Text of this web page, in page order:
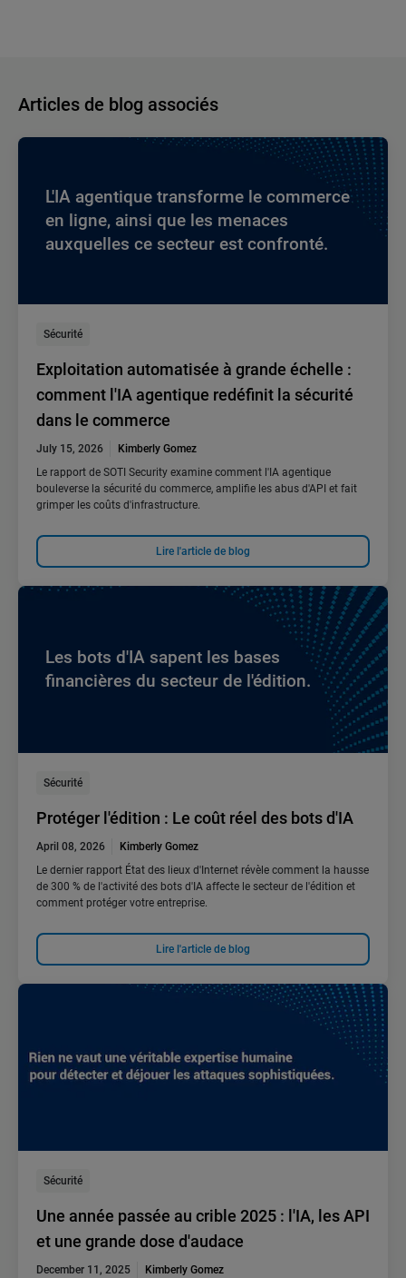
Articles de blog associés
L'IA agentique transforme le commerce
en ligne, ainsi que les menaces
auxquelles ce secteur est confronté.
Sécurité
Exploitation automatisée à grande échelle :
comment l'IA agentique redéfinit la sécurité
dans le commerce
July 15, 2026
Kimberly Gomez
Le rapport de SOTI Security examine comment l'IA agentique
bouleverse la sécurité du commerce, amplifie les abus d'API et fait
grimper les coûts d'infrastructure.
Lire l'article de blog
Les bots d'IA sapent les bases
financières du secteur de l'édition.
Sécurité
Protéger l'édition : Le coût réel des bots d'IA
April 08, 2026
Kimberly Gomez
Le dernier rapport État des lieux d'Internet révèle comment la hausse
de 300 % de l'activité des bots d'IA affecte le secteur de l'édition et
comment protéger votre entreprise.
Lire l'article de blog
Sécurité
Une année passée au crible 2025 : l'IA, les API
et une grande dose d'audace
December 11, 2025
Kimberly Gomez